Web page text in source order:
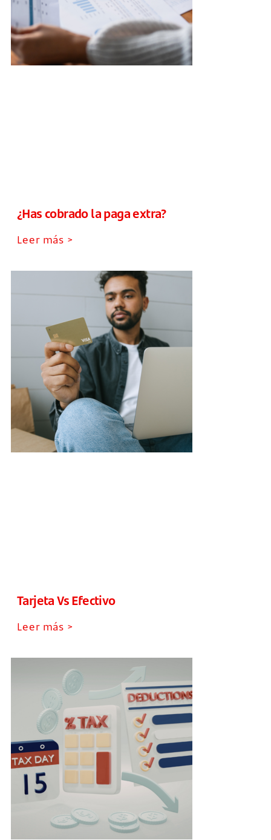
¿Has cobrado la paga extra?
Leer más >
Tarjeta Vs Efectivo
Leer más >